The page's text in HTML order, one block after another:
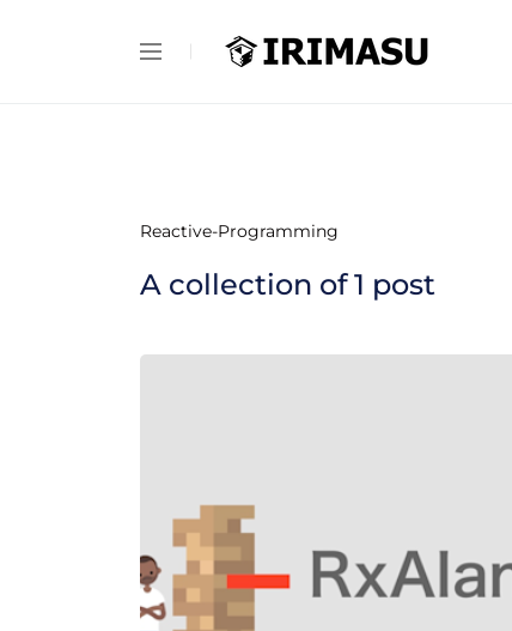
Reactive-Programming
A collection of1 post